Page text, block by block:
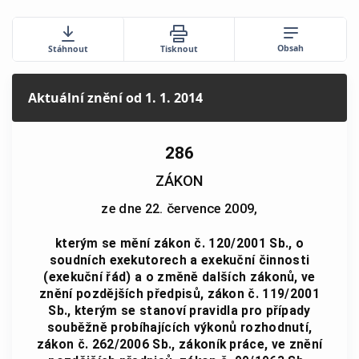
Stáhnout Tisknout Obsah
Aktuální zněníod 1. 1. 2014
286
ZÁKON
ze dne 22. července 2009,
kterým se mění zákon č. 120/2001 Sb., o
soudních exekutorech a exekuční činnosti
(exekuční řád) a o změně dalších zákonů, ve
znění pozdějších předpisů, zákon č. 119/2001
Sb., kterým se stanoví pravidla pro případy
souběžně probíhajících výkonů rozhodnutí,
zákon č. 262/2006 Sb., zákoník práce, ve znění